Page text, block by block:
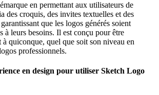
en permettant aux utilisateurs de
des croquis, des invites textuelles et des
que les logos générés soient
à leurs besoins. Il est conçu pour être
quiconque, quel que soit son niveau en
professionnels.
en design pour utiliser Sketch Logo